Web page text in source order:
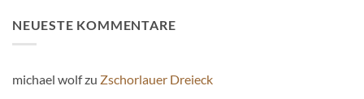
NEUESTE KOMMENTARE
michael wolfzu Zschorlauer Dreieck